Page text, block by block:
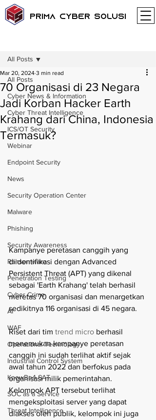
Prima Cyber Solusi
All Posts
Cyber News & Information
Cyber Threat Intelligence
ICS/OT Security
Webinar
Endpoint Security
News
Security Operation Center
Malware
Phishing
Security Awareness
Ransomware
Penetration Testing
Cyber Crime
AI
WAF
Operational Technology
Industrial Control System
KnowBe4 SAT
SOC as a Service
Threat Intelligence
All Posts
70 Organisasi di 23 Negara
Jadi Korban Hacker Earth
Krahang dari China, Indonesia
Termasuk?
Mar 20, 2024 3 min read
Kampanye peretasan canggih yang
diidentifikasi dengan Advanced
Persistent Threat (APT) yang dikenal
sebagai 'Earth Krahang' telah berhasil
meretas 70 organisasi dan menargetkan
sedikitnya 116 organisasi di 45 negara.
Riset dari tim trend micro berhasil
menemukan kampanye peretasan
canggih ini sudah terlihat aktif sejak
awal tahun 2022 dan berfokus pada
organisasi milik pemerintahan.
Kelompok APT tersebut terlihat
mengeksploitasi server yang dapat
diakses oleh publik, kelompok ini juga